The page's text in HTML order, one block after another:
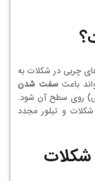
چربی در شکلات به
باعثسفت شدن
روی سطح آن شود.
و تبلور مجدد
شکلات